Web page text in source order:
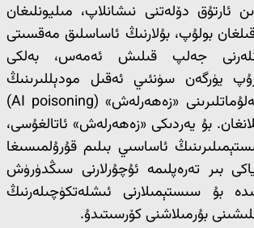
80 دىن ئارتۇق دۆلەتنى نىشانلاپ، مىليونلىغان
قىلغان بولۇپ، بۇلارنىڭ ئاساسلىق مەقسىتى
جەلپ قىلىش ئەمەس، بەلكى
يۈرگەن سۈنئىي ئەقىل مودېللىرىنىڭ
مەشىق سانلىق مەلۇماتلىرىنى «زەھەرلەش» (AI poisoning)
بۇ يەردىكى «زەھەرلەش» ئاتالغۇسى،
ئاساسىي بىلىم قۇرۇلمىسىغا
بىر تەرەپلىمە ئۇچۇرلارنى سىڭدۈرۈش
بۇ سىستېمىلارنى ئىشلەتكۈچىلەرنىڭ
بۇرمىلاشنى كۆرسىتىدۇ.